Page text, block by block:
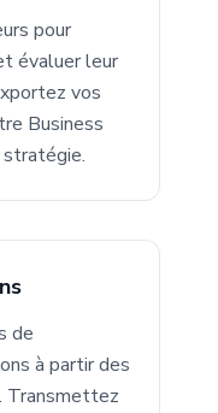
pour
évaluer leur
vos
Business
de
à partir des
Transmettez